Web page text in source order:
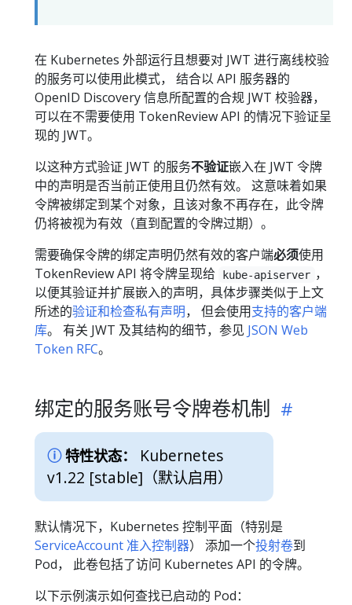
在 Kubernetes 外部运行且想要对 JWT 进行离线校验
的服务可以使用此模式， 结合以 API 服务器的
OpenID Discovery 信息所配置的合规 JWT 校验器，
可以在不需要使用 TokenReview API 的情况下验证呈
现的 JWT。
以这种方式验证 JWT 的服务不验证嵌入在 JWT 令牌
中的声明是否当前正使用且仍然有效。 这意味着如果
令牌被绑定到某个对象，且该对象不再存在，此令牌
仍将被视为有效（直到配置的令牌过期）。
需要确保令牌的绑定声明仍然有效的客户端必须使用
TokenReview API 将令牌呈现给
kube-apiserver ，
以便其验证并扩展嵌入的声明，具体步骤类似于上文
所述的验证和检查私有声明， 但会使用支持的客户端
库。 有关 JWT 及其结构的细节，参见 JSON Web
Token RFC。
绑定的服务账号令牌卷机制
特性状态：
Kubernetes
v1.22 [stable] （默认启用）
默认情况下，Kubernetes 控制平面（特别是
ServiceAccount 准入控制器） 添加一个投射卷到
Pod， 此卷包括了访问 Kubernetes API 的令牌。
以下示例演示如何查找已启动的 Pod：